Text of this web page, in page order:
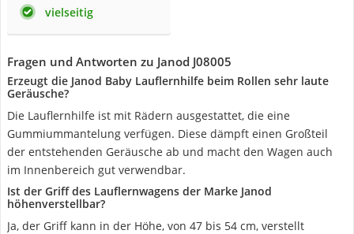
vielseitig
Fragen und Antworten zu Janod J08005
Erzeugt die Janod Baby Lauflernhilfe beim Rollen sehr laute
Geräusche?
Die Lauflernhilfe ist mit Rädern ausgestattet, die eine
Gummiummantelung verfügen. Diese dämpft einen Großteil
der entstehenden Geräusche ab und macht den Wagen auch
im Innenbereich gut verwendbar.
Ist der Griff des Lauflernwagens der Marke Janod
höhenverstellbar?
Ja, der Griff kann in der Höhe, von 47 bis 54 cm, verstellt